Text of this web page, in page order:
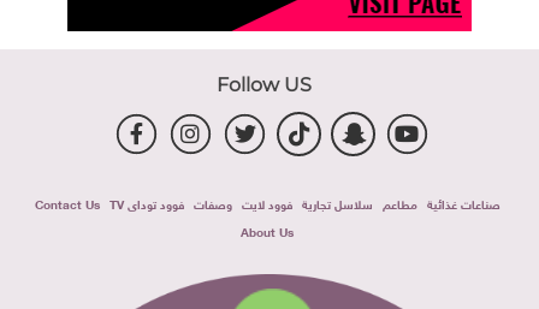
Follow US
صناعات غذائية مطاعم سلاسل تجارية فوود لايت وصفات فوود توداى TV
Contact Us
About Us